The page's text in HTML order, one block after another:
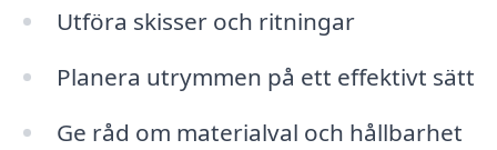
Utföra skisser och ritningar
Planera utrymmen på ett effektivt sätt
Ge råd om materialval och hållbarhet